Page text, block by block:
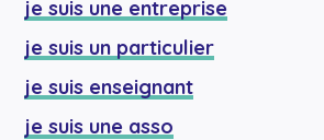
je suis une entreprise
je suis un particulier
je suis enseignant
je suis une asso